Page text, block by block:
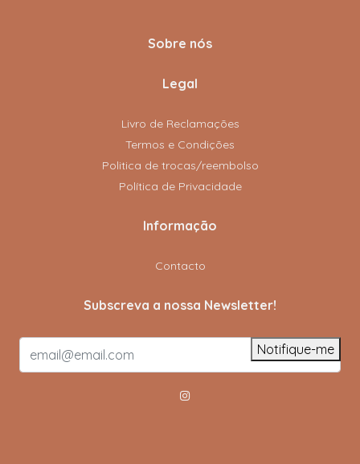
Sobre nós
Legal
Livro de Reclamações
Termos e Condições
Politica de trocas/reembolso
Política de Privacidade
Informação
Contacto
Subscreva a nossa Newsletter!
Notifique-me